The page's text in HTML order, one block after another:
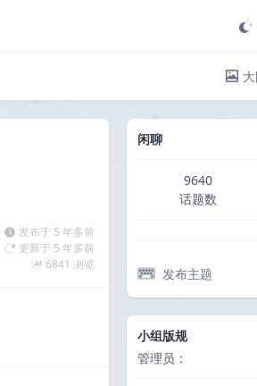
发布于 5 年多前
更新于 5 年多前
6841 浏览
闲聊
9640
话题数
发布主题
小组版规
管理员：